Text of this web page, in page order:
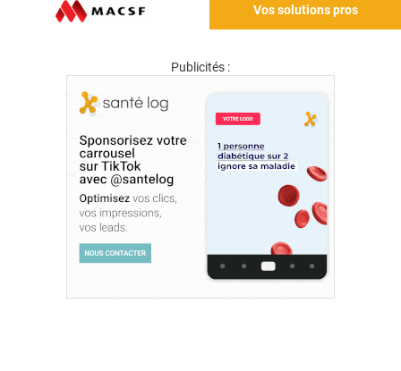
Vos solutions pros
Publicités :